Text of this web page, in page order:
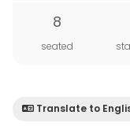
8
seated
Translate to